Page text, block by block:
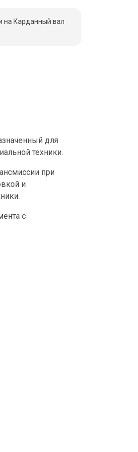
на Карданный вал
для
техники.
при
и
с